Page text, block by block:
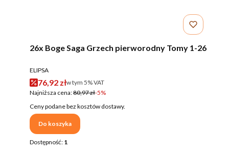
26x Boge Saga Grzech pierworodny Tomy 1-26
PRODUCENT
ELIPSA
Cena promocyjna brutto
76,92 złw tym %s VAT
w tym 5%VAT
Najniższa cena:80,97 zł-5%
Ceny podane bez kosztów dostawy.
Do koszyka
Dostępność: 1